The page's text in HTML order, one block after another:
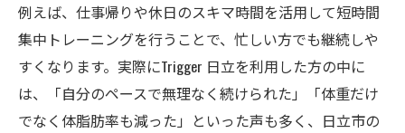
例えば、仕事帰りや休日のスキマ時間を活用して短時間
集中トレーニングを行うことで、忙しい方でも継続しや
すくなります。実際にTrigger 日立を利用した方の中に
は、「自分のペースで無理なく続けられた」「体重だけ
でなく体脂肪率も減った」といった声も多く、日立市の